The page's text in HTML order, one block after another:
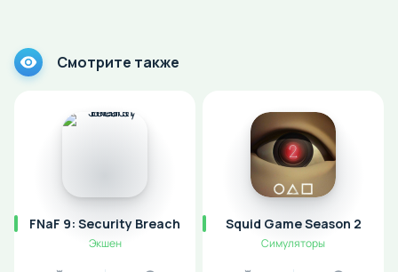
Смотрите также
FNaF 9: Security Breach
Экшен
Squid Game Season 2
Симуляторы